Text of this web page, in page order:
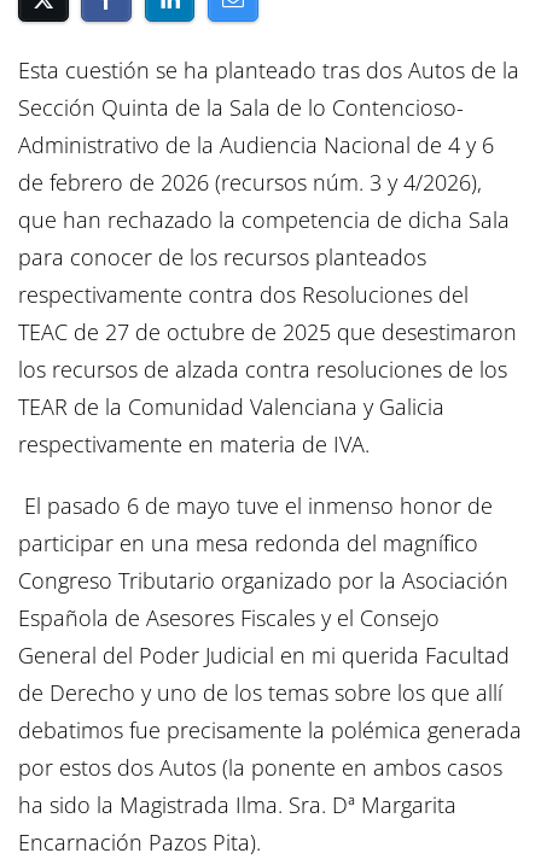
Esta cuestión se ha planteado tras dos Autos de la
Sección Quinta de la Sala de lo Contencioso-
Administrativo de la Audiencia Nacional de 4 y 6
de febrero de 2026 (recursos núm. 3 y 4/2026),
que han rechazado la competencia de dicha Sala
para conocer de los recursos planteados
respectivamente contra dos Resoluciones del
TEAC de 27 de octubre de 2025 que desestimaron
los recursos de alzada contra resoluciones de los
TEAR de la Comunidad Valenciana y Galicia
respectivamente en materia de IVA.
El pasado 6 de mayo tuve el inmenso honor de
participar en una mesa redonda del magnífico
Congreso Tributario organizado por la Asociación
Española de Asesores Fiscales y el Consejo
General del Poder Judicial en mi querida Facultad
de Derecho y uno de los temas sobre los que allí
debatimos fue precisamente la polémica generada
por estos dos Autos (la ponente en ambos casos
ha sido la Magistrada Ilma. Sra. Dª Margarita
Encarnación Pazos Pita).